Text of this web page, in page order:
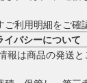
利用明細をご確
イバシーについて
報は商品の発送